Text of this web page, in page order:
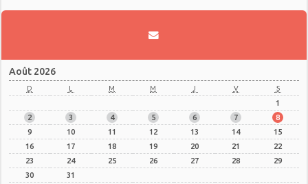
Août 2026
D L M M J V S
1
2
3 4 5 6 7
8
9
10 11 12 13 14
15
16
17 18 19 20 21
22
23
24 25 26 27 28
29
30
31